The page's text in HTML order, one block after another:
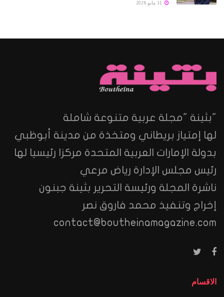
"بثينة "مجلة عربية متنوعة شاملة
لها إمتياز بريطاني ومتخذة من مدينة أبوظبي
بدولة الإمارات العربية المتحدة مركزا رئيسيا لها
رئيس مجلس الإدارة رياض مرعي
ناشرة المجلة ورئيسة التحرير بثينة جبنون
إخراج وتنفيذ محمد فاروق نصر
contact@boutheinamagazine.com
الاقسام